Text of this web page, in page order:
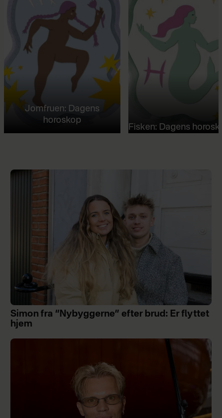
Jomfruen: Dagens
horoskop
Fisken: Dagens
Simon fra “Nybyggerne” efter brud: Er flyttet
hjem